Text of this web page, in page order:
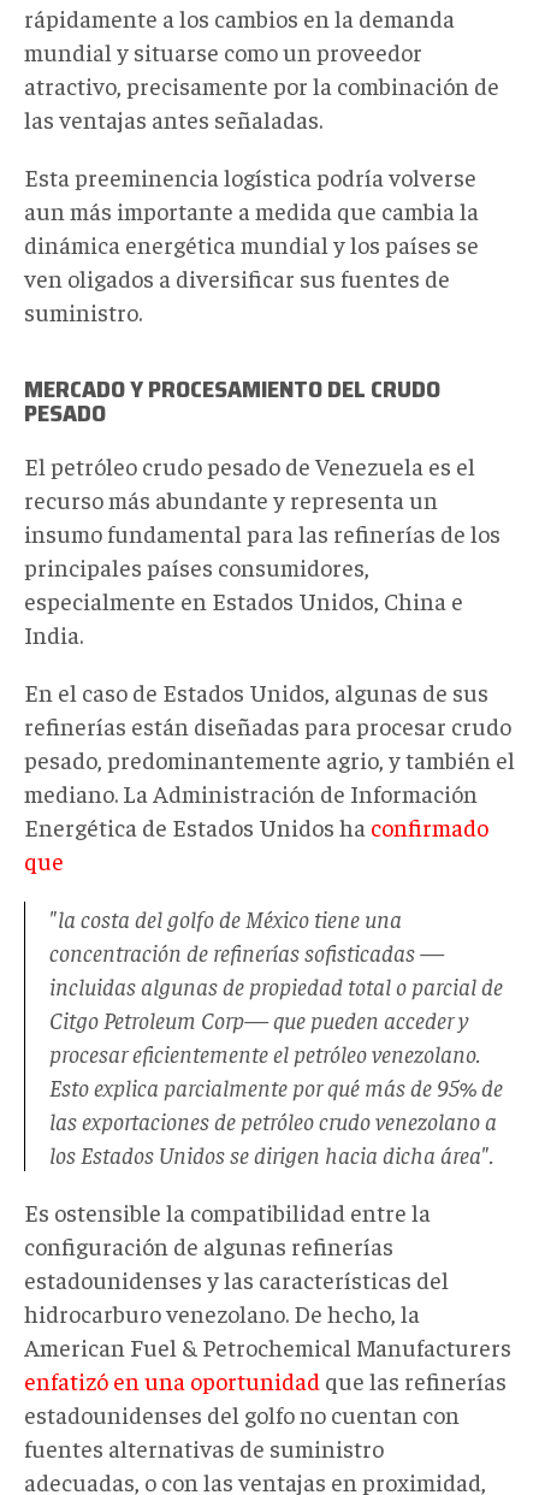
rápidamente a los cambios en la demanda
mundial y situarse como un proveedor
atractivo, precisamente por la combinación de
las ventajas antes señaladas.
Esta preeminencia logística podría volverse
aun más importante a medida que cambia la
dinámica energética mundial y los países se
ven oligados a diversificar sus fuentes de
suministro.
MERCADO Y PROCESAMIENTO DEL CRUDO
PESADO
El petróleo crudo pesado de Venezuela es el
recurso más abundante y representa un
insumo fundamental para las refinerías de los
principales países consumidores,
especialmente en Estados Unidos, China e
India.
En el caso de Estados Unidos, algunas de sus
refinerías están diseñadas para procesar crudo
pesado, predominantemente agrio, y también el
mediano. La Administración de Información
Energética de Estados Unidos ha confirmado
que
"la costa del golfo de México tiene una
concentración de refinerías sofisticadas—
incluidas algunas de propiedad total o parcial de
Citgo Petroleum Corp—que pueden acceder y
procesar eficientemente el petróleo venezolano.
Esto explica parcialmente por qué más de 95% de
las exportaciones de petróleo crudo venezolano a
los Estados Unidos se dirigen hacia dicha área".
Es ostensible la compatibilidad entre la
configuración de algunas refinerías
estadounidenses y las características del
hidrocarburo venezolano. De hecho, la
American Fuel & Petrochemical Manufacturers
enfatizó en una oportunidad que las refinerías
estadounidenses del golfo no cuentan con
fuentes alternativas de suministro
adecuadas, o con las ventajas en proximidad,